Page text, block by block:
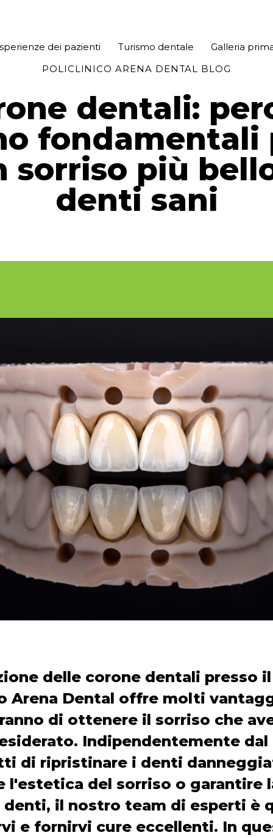
dei pazienti Turismo dentale
Galleria
POLICLINICO ARENA DENTAL BLOG
dentali:
fondamentali
sorriso più
denti sani
delle corone dentali presso il
Arena Dental offre molti
di ottenere il sorriso che
Indipendentemente
di ripristinare i denti
l'estetica del sorriso o garantire
il nostro team di esperti è
e fornirvi cure eccellenti. In